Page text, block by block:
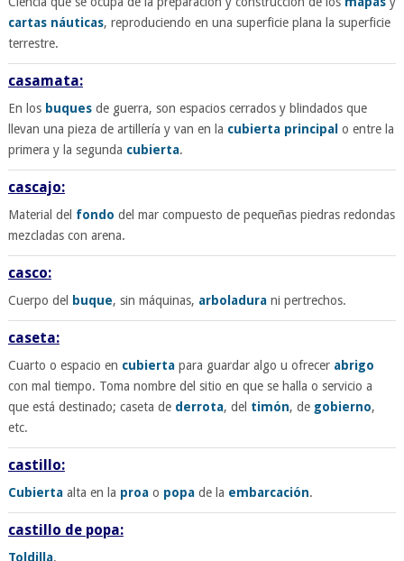
cartas náuticas, reproduciendo en una superficie plana la superficie
terrestre.
casamata:
En los buquesde guerra, son espacios cerrados y blindados que
llevan una pieza de artillería y van en la cubierta principal o entre la
primera y la segunda cubierta.
cascajo:
Material del fondo del mar compuesto de pequeñas piedras redondas
mezcladas con arena.
casco:
Cuerpo del buque, sin máquinas, arboladurani pertrechos.
caseta:
Cuarto o espacio en cubiertapara guardar algo u ofrecer abrigo
con mal tiempo. Toma nombre del sitio en que se halla o servicio a
que está destinado; caseta de derrota, del timón, de gobierno,
etc.
castillo:
Cubiertaalta en la proao popade la embarcación.
castillo de popa:
Toldilla.